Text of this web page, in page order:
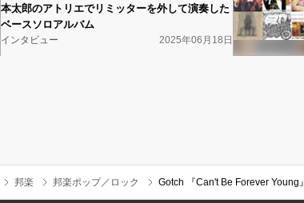
本太郎のアトリエでリミッターを外して演奏した
ベースソロアルバム
インタビュー 2025年06月18日
邦楽 邦楽ポップ／ロック Gotch 『Can't Be Forever Young』